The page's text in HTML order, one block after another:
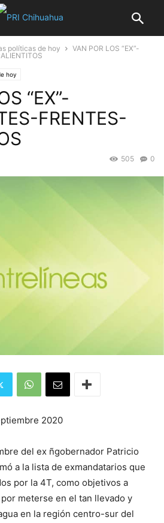
políticas de hoy
VAN POR LOS “EX”-
hoy
“EX”-
FRENTES-
0
505
2020
del ex ñgobernador Patricio
a la lista de exmandatarios que
por la 4T, como objetivos a
meterse en el tan llevado y
en la región centro-sur del